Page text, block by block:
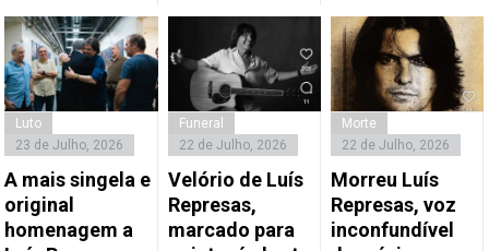
Luto
23 de Julho, 2026
A mais singela e
original
homenagem a
Funeral
22 de Julho, 2026
Velório de Luís
Represas,
marcado para
Morte
22 de Julho, 2026
Morreu Luís
Represas, voz
inconfundível